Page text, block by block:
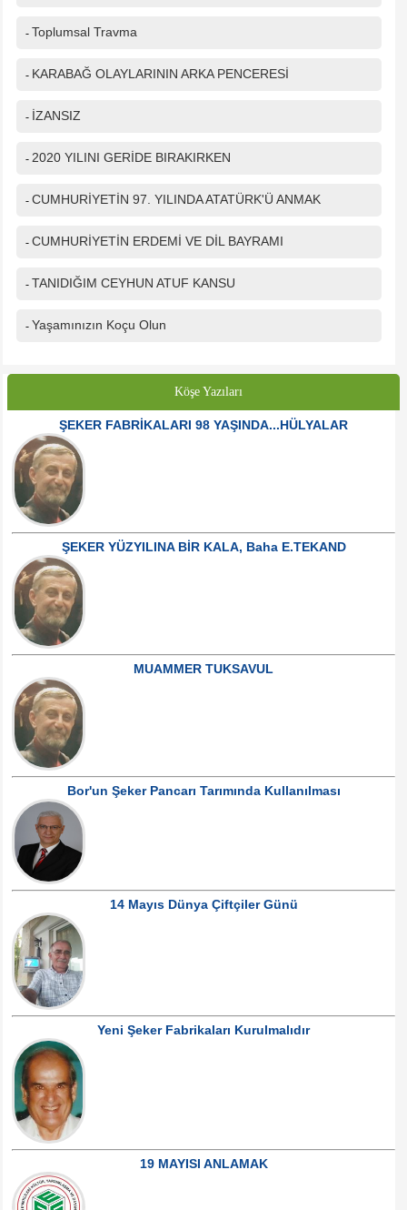
- Toplumsal Travma
- KARABAĞ OLAYLARININ ARKA PENCERESİ
- İZANSIZ
- 2020 YILINI GERİDE BIRAKIRKEN
- CUMHURİYETİN 97. YILINDA ATATÜRK'Ü ANMAK
- CUMHURİYETİN ERDEMİ VE DİL BAYRAMI
- TANIDIĞIM CEYHUN ATUF KANSU
- Yaşamınızın Koçu Olun
Köşe Yazıları
ŞEKER FABRİKALARI 98 YAŞINDA...HÜLYALAR
ŞEKER YÜZYILINA BİR KALA, Baha E.TEKAND
MUAMMER TUKSAVUL
Bor'un Şeker Pancarı Tarımında Kullanılması
14 Mayıs Dünya Çiftçiler Günü
Yeni Şeker Fabrikaları Kurulmalıdır
19 MAYISI ANLAMAK